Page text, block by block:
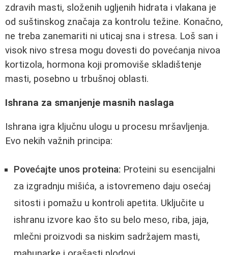
zdravih masti, složenih ugljenih hidrata i vlakana je
od suštinskog značaja za kontrolu težine. Konačno,
ne treba zanemariti ni uticaj sna i stresa. Loš san i
visok nivo stresa mogu dovesti do povećanja nivoa
kortizola, hormona koji promoviše skladištenje
masti, posebno u trbušnoj oblasti.
Ishrana za smanjenje masnih naslaga
Ishrana igra ključnu ulogu u procesu mršavljenja.
Evo nekih važnih principa:
Povećajte unos proteina: Proteini su esencijalni
za izgradnju mišića, a istovremeno daju osećaj
sitosti i pomažu u kontroli apetita. Uključite u
ishranu izvore kao što su belo meso, riba, jaja,
mlečni proizvodi sa niskim sadržajem masti,